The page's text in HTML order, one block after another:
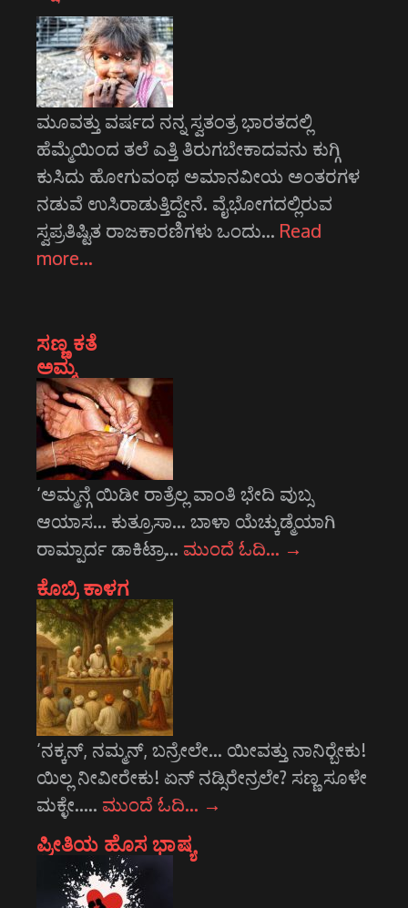
ಮೂವತ್ತು ವರ್ಷದ ನನ್ನ ಸ್ವತಂತ್ರ ಭಾರತದಲ್ಲಿ
ಹೆಮ್ಮೆಯಿಂದ ತಲೆ ಎತ್ತಿ ತಿರುಗಬೇಕಾದವನು ಕುಗ್ಗಿ
ಕುಸಿದು ಹೋಗುವಂಥ ಅಮಾನವೀಯ ಅಂತರಗಳ
ನಡುವೆ ಉಸಿರಾಡುತ್ತಿದ್ದೇನೆ. ವೈಭೋಗದಲ್ಲಿರುವ
ಸ್ವಪ್ರತಿಷ್ಟಿತ ರಾಜಕಾರಣಿಗಳು ಒಂದು… Read
more…
ಸಣ್ಣ ಕತೆ
ಅಮ್ಮ
‘ಅಮ್ಮನ್ಗೆ ಯಿಡೀ ರಾತ್ರೆಲ್ಲ ವಾಂತಿ ಭೇದಿ ವುಬ್ಸ
ಆಯಾಸ... ಕುತ್ರೂಸಾ... ಬಾಳಾ ಯೆಚ್ಕುಡ್ಮೆಯಾಗಿ
ರಾಮ್ಪಾರ್ದ ಡಾಕಿಟ್ರಾ… ಮುಂದೆ ಓದಿ… →
ಕೊಬ್ರಿ ಕಾಳಗ
‘ನಕ್ಕನ್, ನಮ್ಮನ್, ಬನ್ರೇಲೇ... ಯೀವತ್ತು ನಾನಿರ್‍ಬೇಕು!
ಯಿಲ್ಲ ನೀವೀರೇಕು! ಏನ್ ನಡ್ಸಿರೇನ್ರಲೇ? ಸಣ್ಣ ಸೂಳೇ
ಮಕ್ಳೇ..… ಮುಂದೆ ಓದಿ… →
ಪ್ರೀತಿಯ ಹೊಸ ಭಾಷ್ಯ